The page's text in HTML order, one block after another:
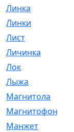
Линка
Линки
Лист
Личинка
Лок
Лыжа
Магнитола
Магнитофон
Манжет